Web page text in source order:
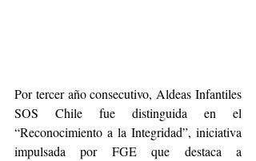
Por tercer año consecutivo, Aldeas Infantiles
SOS Chile fue distinguida en el
“Reconocimiento a la Integridad”, iniciativa
impulsada por FGE que destaca a